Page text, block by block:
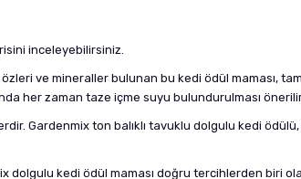
inceleyebilirsiniz.
ve mineraller bulunan bu kedi ödül maması,
her zaman taze içme suyu bulundurulması
Gardenmix ton balıklı tavuklu dolgulu kedi
kedi ödül maması doğru tercihlerden biri